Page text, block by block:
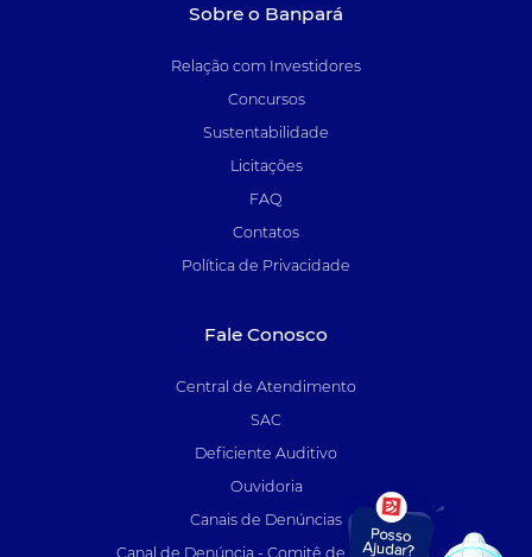
Sobre o Banpará
Relação com Investidores
Concursos
Sustentabilidade
Licitações
FAQ
Contatos
Política de Privacidade
Fale Conosco
Central de Atendimento
SAC
Deficiente Auditivo
Ouvidoria
Canais de Denúncias
Canal de Denúncia - Comitê de Auditoria